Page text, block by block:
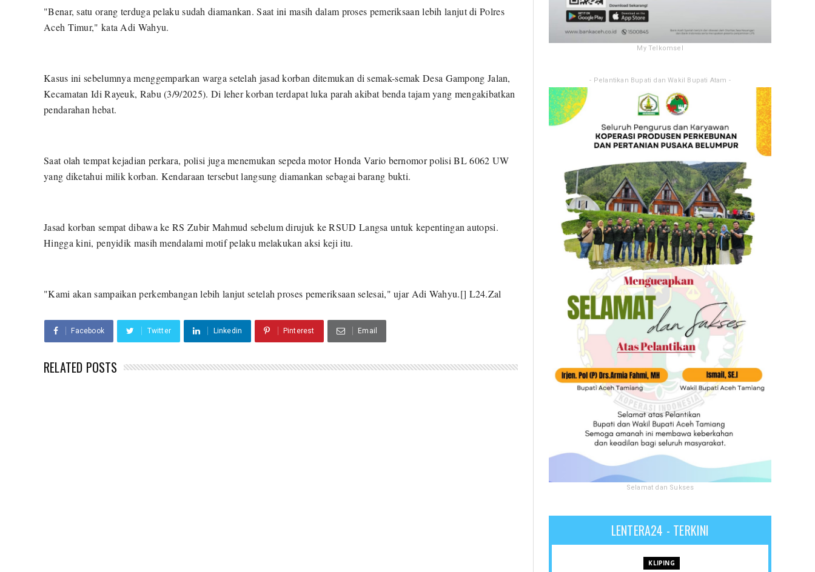
"Benar, satu orang terduga pelaku sudah diamankan. Saat ini masih dalam proses pemeriksaan lebih lanjut di Polres
Aceh Timur," kata Adi Wahyu.
Kasus ini sebelumnya menggemparkan warga setelah jasad korban ditemukan di semak-semak Desa Gampong Jalan,
Kecamatan Idi Rayeuk, Rabu (3/9/2025). Di leher korban terdapat luka parah akibat benda tajam yang mengakibatkan
pendarahan hebat.
Saat olah tempat kejadian perkara, polisi juga menemukan sepeda motor Honda Vario bernomor polisi BL 6062 UW
yang diketahui milik korban. Kendaraan tersebut langsung diamankan sebagai barang bukti.
Jasad korban sempat dibawa ke RS Zubir Mahmud sebelum dirujuk ke RSUD Langsa untuk kepentingan autopsi.
Hingga kini, penyidik masih mendalami motif pelaku melakukan aksi keji itu.
"Kami akan sampaikan perkembangan lebih lanjut setelah proses pemeriksaan selesai," ujar Adi Wahyu.[] L24.Zal
Facebook Twitter Linkedin Pinterest Email
RELATED POSTS
My Telkomsel
- Pelantikan Bupati dan Wakil Bupati Atam -
Selamat dan Sukses
LENTERA24 - TERKINI
KLIPING